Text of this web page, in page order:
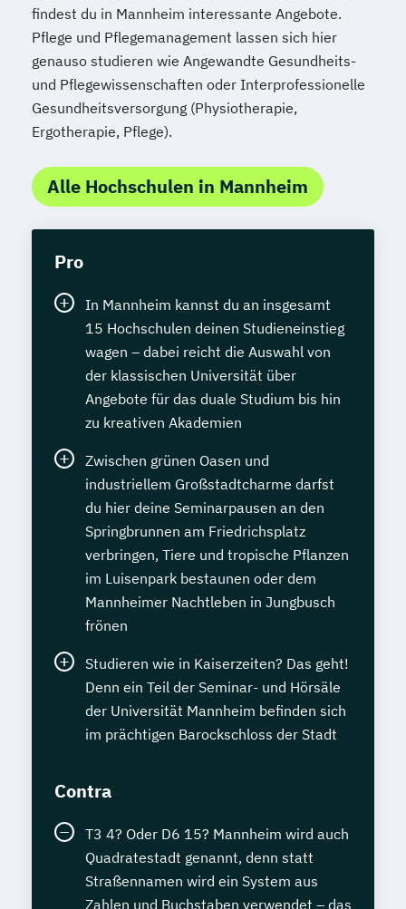
findest du in Mannheim interessante Angebote.
Pflege und Pflegemanagement lassen sich hier
genauso studieren wie Angewandte Gesundheits-
und Pflegewissenschaften oder Interprofessionelle
Gesundheitsversorgung (Physiotherapie,
Ergotherapie, Pflege).
Alle Hochschulen in Mannheim
Pro
In Mannheim kannst du an insgesamt
15 Hochschulen deinen Studieneinstieg
wagen – dabei reicht die Auswahl von
der klassischen Universität über
Angebote für das duale Studium bis hin
zu kreativen Akademien
Zwischen grünen Oasen und
industriellem Großstadtcharme darfst
du hier deine Seminarpausen an den
Springbrunnen am Friedrichsplatz
verbringen, Tiere und tropische Pflanzen
im Luisenpark bestaunen oder dem
Mannheimer Nachtleben in Jungbusch
frönen
Studieren wie in Kaiserzeiten? Das geht!
Denn ein Teil der Seminar- und Hörsäle
der Universität Mannheim befinden sich
im prächtigen Barockschloss der Stadt
Contra
T3 4? Oder D6 15? Mannheim wird auch
Quadratestadt genannt, denn statt
Straßennamen wird ein System aus
Zahlen und Buchstaben verwendet – das